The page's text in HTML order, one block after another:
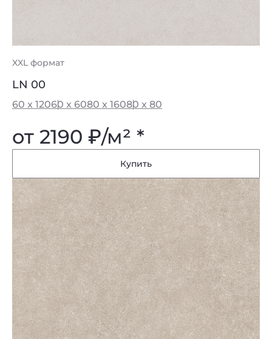
XXL формат
LN 00
60 x 12060 x 6080 x 16080 x 80
от 2190 ₽/м² *
Купить